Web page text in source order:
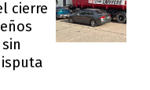
cierre